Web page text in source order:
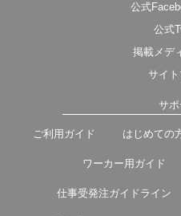
公式
公式
掲載メデ
サイ
サポ
ご利用ガイド はじめての
ワーカー用ガイド
仕事受発注ガイドライン